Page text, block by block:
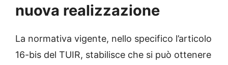
nuova realizzazione
La normativa vigente, nello specifico l’articolo
16-bis del TUIR, stabilisce che si può ottenere